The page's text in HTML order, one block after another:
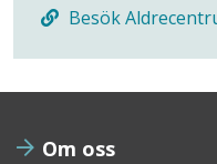
Besök
Om oss